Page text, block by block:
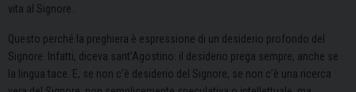
vita al Signore.
Questo perché la preghiera è espressione di un desiderio profondo del
Signore. Infatti, diceva sant’Agostino: il desiderio prega sempre, anche se
la lingua tace. E, se non c’è desiderio del Signore, se non c’è una ricerca